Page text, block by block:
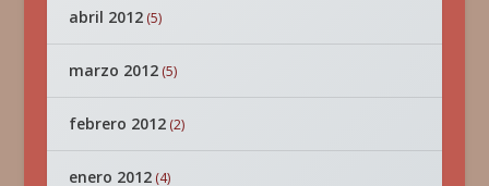
abril 2012(5)
marzo 2012(5)
febrero 2012(2)
enero 2012(4)